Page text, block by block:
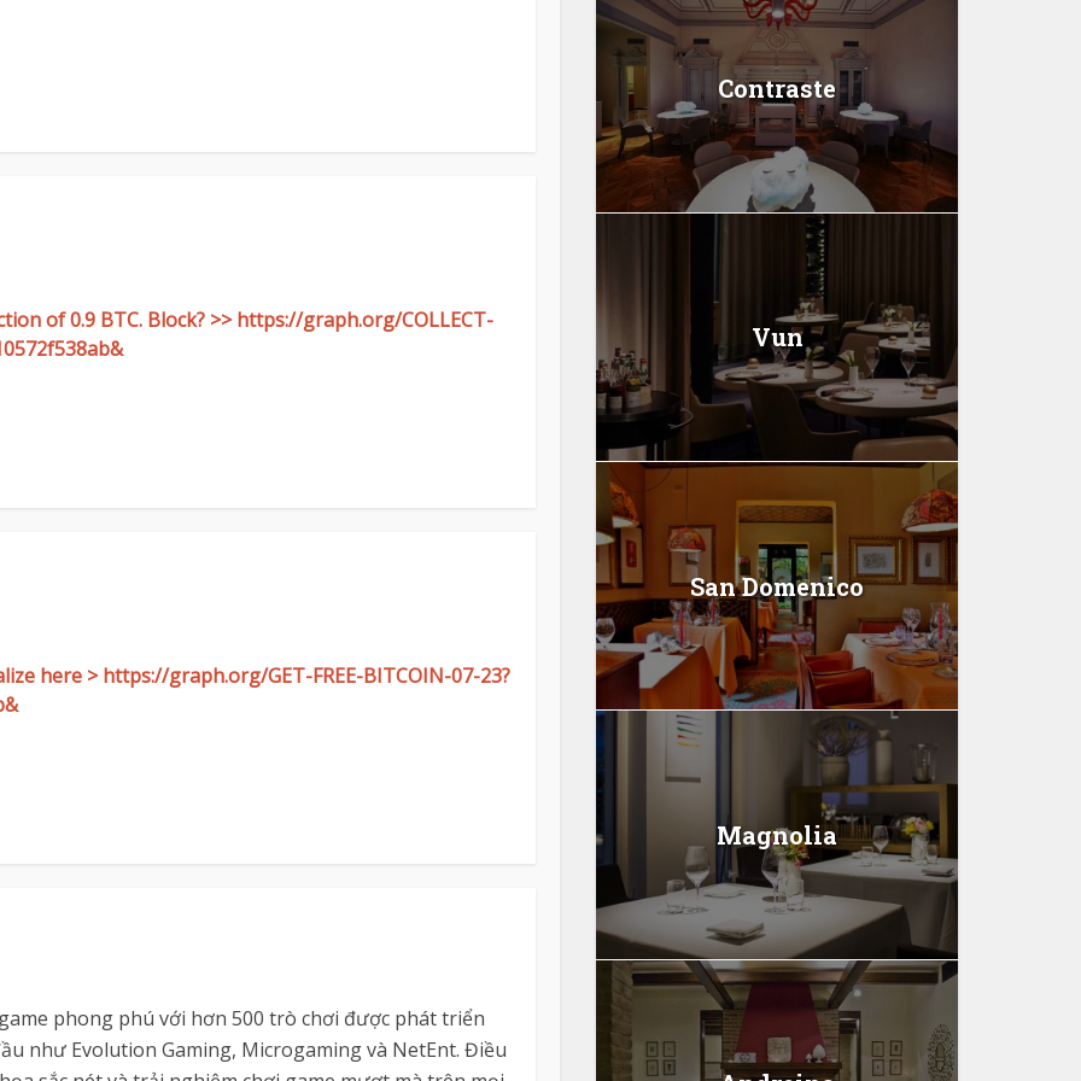
of 0.9 BTC. Block? >> https://graph.org/COLLECT-
here > https://graph.org/GET-FREE-BITCOIN-07-23?
phong phú với hơn 500 trò chơi được phát triển
như Evolution Gaming, Microgaming và NetEnt. Điều
Contraste
Vun
San Domenico
Magnolia